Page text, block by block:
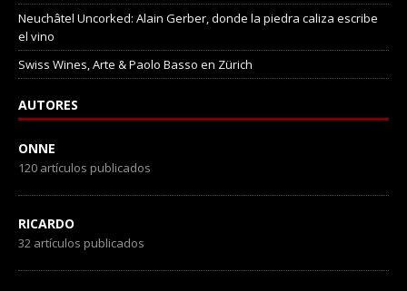
Neuchâtel Uncorked: Alain Gerber, donde la piedra caliza escribe
el vino
Swiss Wines, Arte & Paolo Basso en Zürich
AUTORES
ONNE
120 artículos publicados
RICARDO
32 artículos publicados